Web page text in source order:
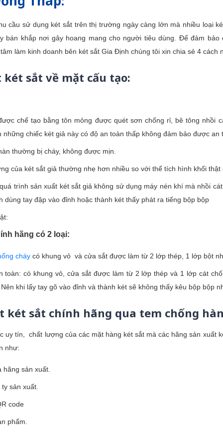
cầu sử dụng két sắt trên thị trường ngày càng lớn mà nhiều loại
bán khắp nơi gây hoang mang cho người tiêu dùng. Để đảm
làm kinh doanh bên két sắt Gia Định chúng tôi xin chia sẻ 4 cách
sắt về mặt cấu tạo:
chế tạo bằng tôn mỏng được quét sơn chống rỉ, bê tông nhồi
những chiếc két giả này có độ an toàn thấp không đảm bảo được
thường bị cháy, không được mịn.
của két sắt giả thường nhẹ hơn nhiều so với thể tích hình khối thật
trình sản xuất két sắt giả không sử dụng máy nén khí mà nhồi
dùng tay đập vào đỉnh hoặc thành két thấy phát ra tiếng bộp bộp
hãng có 2 loại:
cháycó khung vỏ và cửa sắt được làm từ 2 lớp thép, 1 lớp bột
toàn: có khung vỏ, cửa sắt được làm từ 2 lớp thép và 1 lớp cát
khi lấy tay gõ vào đỉnh và thành két sẽ không thấy kêu bộp bộp
két sắt chính hãng qua tem chống
uy tín, chất lượng của các mặt hàng két sắt mà các hãng sản xuất
như:
sản xuất.
sản xuất.
code
phẩm.